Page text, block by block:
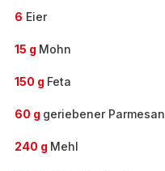
6 Eier
15 g Mohn
150 g Feta
60 g geriebener Parmesan
240 g Mehl